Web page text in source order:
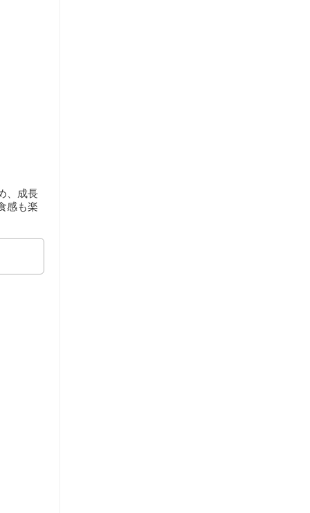
、成長
感も楽